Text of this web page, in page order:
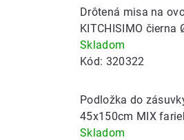
Drôtená misa na
KITCHISIMO čierna
Skladom
Kód: 320322
Podložka do
45x150cm MIX
Skladom